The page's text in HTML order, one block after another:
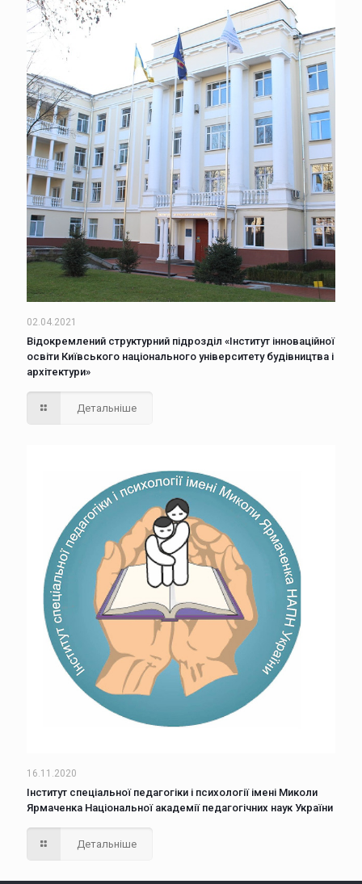
02.04.2021
Відокремлений структурний підрозділ «Інститут інноваційної
освіти Київського національного університету будівництва і
архітектури»
Детальніше
16.11.2020
Інститут спеціальної педагогіки і психології імені Миколи
Ярмаченка Національної академії педагогічних наук України
Детальніше